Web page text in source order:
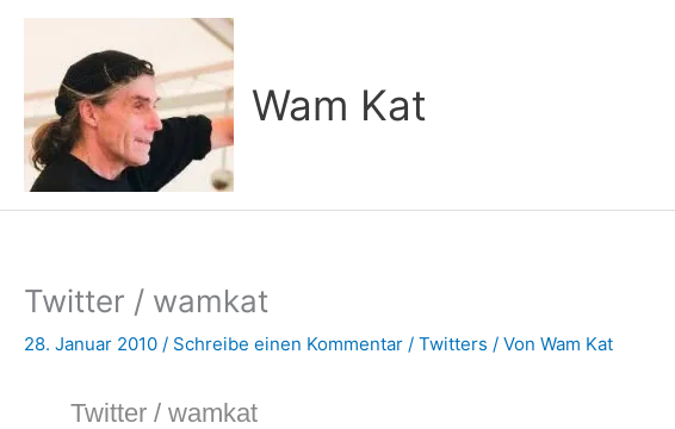
Zum
springen
Wam Kat
Twitter / wamkat
28. Januar 2010 / Schreibe einen Kommentar / Twitters / Von Wam Kat
Twitter / wamkat